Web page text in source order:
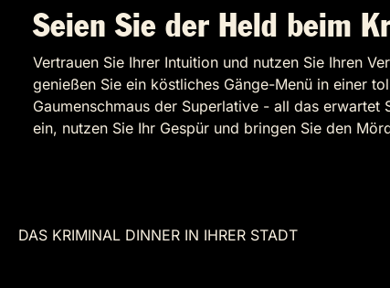
Seien Sie der Held beim
Vertrauen Sie Ihrer Intuition und nutzen Sie Ihren
genießen Sie ein köstliches Gänge-Menü in einer
Gaumenschmaus der Superlative - all das
ein, nutzen Sie Ihr Gespür und bringen Sie den
DAS KRIMINAL DINNER IN IHRER STADT